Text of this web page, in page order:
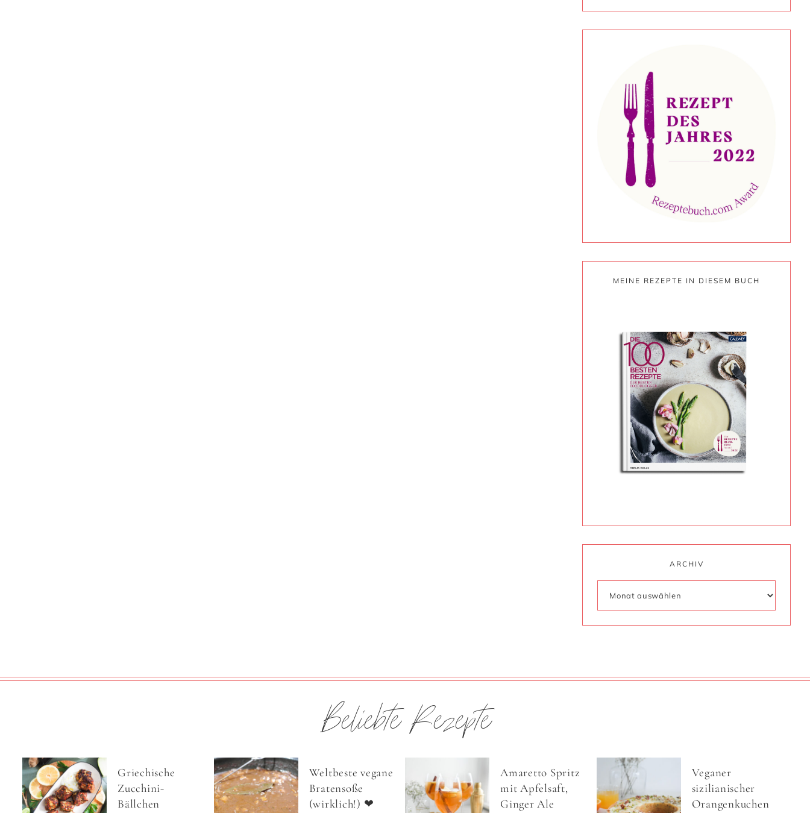
MEINE REZEPTE IN DIESEM BUCH
ARCHIV
Beliebte Rezepte
Griechische
Zucchini-
Bällchen
Weltbeste vegane
Bratensoße
(wirklich!) ❤
Amaretto Spritz
mit Apfelsaft,
Ginger Ale
Veganer
sizilianischer
Orangenkuchen